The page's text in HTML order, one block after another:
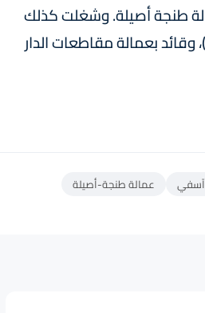
طنجة أصيلة. وشغلت كذلك
مهمة رئيسة مقاطعة بإقليم العيون (2022) ، وقائد بنفس الإقليم (2018)، وقائد بعمالة مقاطعات الدار
عمالة طنجة-أصيلة